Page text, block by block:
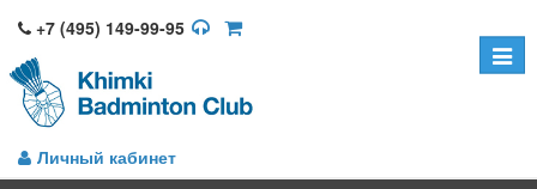
+7 (495) 149-99-95
Toggle
Личный кабинет